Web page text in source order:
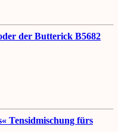
der Butterick B5682
Tensidmischung fürs